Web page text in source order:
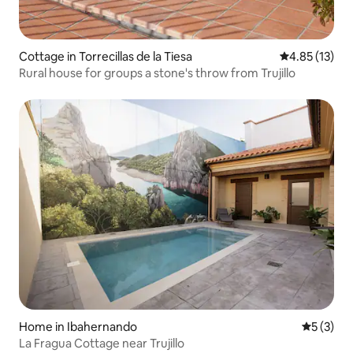
Cottage in Torrecillas de la Tiesa 4.85 out of 5
4.85 (13)
Rural house for groups a stone's throw from Trujillo
Home in Ibahernando 5 out of
5 (3)
La Fragua Cottage near Trujillo